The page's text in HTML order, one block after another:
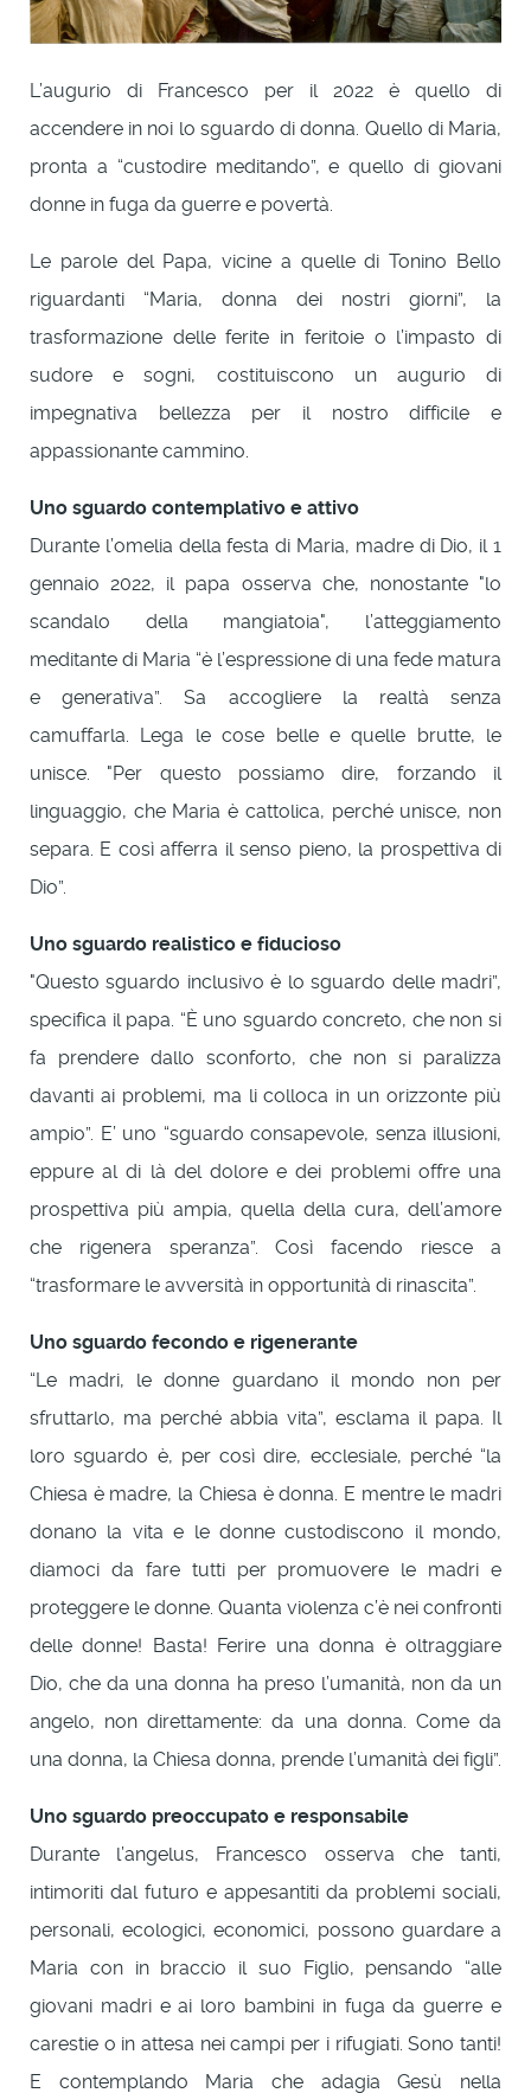
L’augurio di Francesco per il 2022 è quello di
accendere in noi lo sguardo di donna. Quello di Maria,
pronta a “custodire meditando”, e quello di giovani
donne in fuga da guerre e povertà.
Le parole del Papa, vicine a quelle di Tonino Bello
riguardanti “Maria, donna dei nostri giorni”, la
trasformazione delle ferite in feritoie o l’impasto di
sudore e sogni, costituiscono un augurio di
impegnativa bellezza per il nostro difficile e
appassionante cammino.
Uno sguardo contemplativo e attivo
Durante l’omelia della festa di Maria, madre di Dio, il 1
gennaio 2022, il papa osserva che, nonostante "lo
scandalo della mangiatoia", l’atteggiamento
meditante di Maria “è l’espressione di una fede matura
e generativa”. Sa accogliere la realtà senza
camuffarla. Lega le cose belle e quelle brutte, le
unisce. "Per questo possiamo dire, forzando il
linguaggio, che Maria è cattolica, perché unisce, non
separa. E così afferra il senso pieno, la prospettiva di
Dio”.
Uno sguardo realistico e fiducioso
"Questo sguardo inclusivo è lo sguardo delle madri”,
specifica il papa. “È uno sguardo concreto, che non si
fa prendere dallo sconforto, che non si paralizza
davanti ai problemi, ma li colloca in un orizzonte più
ampio”. E’ uno “sguardo consapevole, senza illusioni,
eppure al di là del dolore e dei problemi offre una
prospettiva più ampia, quella della cura, dell’amore
che rigenera speranza”. Così facendo riesce a
“trasformare le avversità in opportunità di rinascita”.
Uno sguardo fecondo e rigenerante
“Le madri, le donne guardano il mondo non per
sfruttarlo, ma perché abbia vita”, esclama il papa. Il
loro sguardo è, per così dire, ecclesiale, perché “la
Chiesa è madre, la Chiesa è donna. E mentre le madri
donano la vita e le donne custodiscono il mondo,
diamoci da fare tutti per promuovere le madri e
proteggere le donne. Quanta violenza c’è nei confronti
delle donne! Basta! Ferire una donna è oltraggiare
Dio, che da una donna ha preso l’umanità, non da un
angelo, non direttamente: da una donna. Come da
una donna, la Chiesa donna, prende l’umanità dei figli”.
Uno sguardo preoccupato e responsabile
Durante l’angelus, Francesco osserva che tanti,
intimoriti dal futuro e appesantiti da problemi sociali,
personali, ecologici, economici, possono guardare a
Maria con in braccio il suo Figlio, pensando “alle
giovani madri e ai loro bambini in fuga da guerre e
carestie o in attesa nei campi per i rifugiati. Sono tanti!
E contemplando Maria che adagia Gesù nella